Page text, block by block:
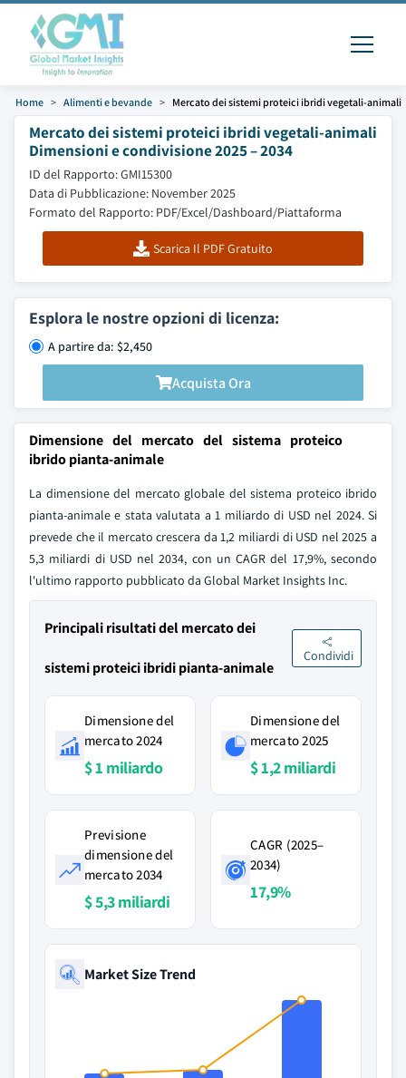
Home Alimenti e bevande Mercato dei sistemi proteici ibridi vegetali-animali
Mercato dei sistemi proteici ibridi vegetali-animali
Dimensioni e condivisione 2025 – 2034
ID del Rapporto: GMI15300
Data di Pubblicazione: November 2025
Formato del Rapporto: PDF/Excel/Dashboard/Piattaforma
Scarica Il PDF Gratuito
Esplora le nostre opzioni di licenza:
A partire da: $2,450
Acquista Ora
Dimensione del mercato del sistema proteico
ibrido pianta-animale
La dimensione del mercato globale del sistema proteico ibrido
pianta-animale e stata valutata a 1 miliardo di USD nel 2024. Si
prevede che il mercato crescera da 1,2 miliardi di USD nel 2025 a
5,3 miliardi di USD nel 2034, con un CAGR del 17,9%, secondo
l'ultimo rapporto pubblicato da Global Market Insights Inc.
Principali risultati del mercato dei
sistemi proteici ibridi pianta-animale
Condividi
Dimensione del
mercato 2024
$ 1 miliardo
Dimensione del
mercato 2025
$ 1,2 miliardi
Previsione
dimensione del
mercato 2034
$ 5,3 miliardi
CAGR (2025–
2034)
17,9%
Market Size Trend